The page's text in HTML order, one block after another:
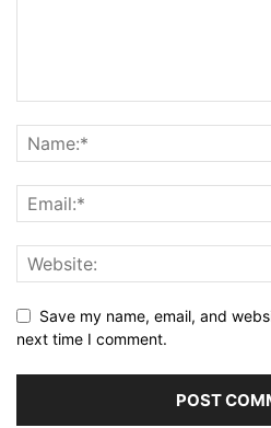
Save my name, email, and
next time I comment.